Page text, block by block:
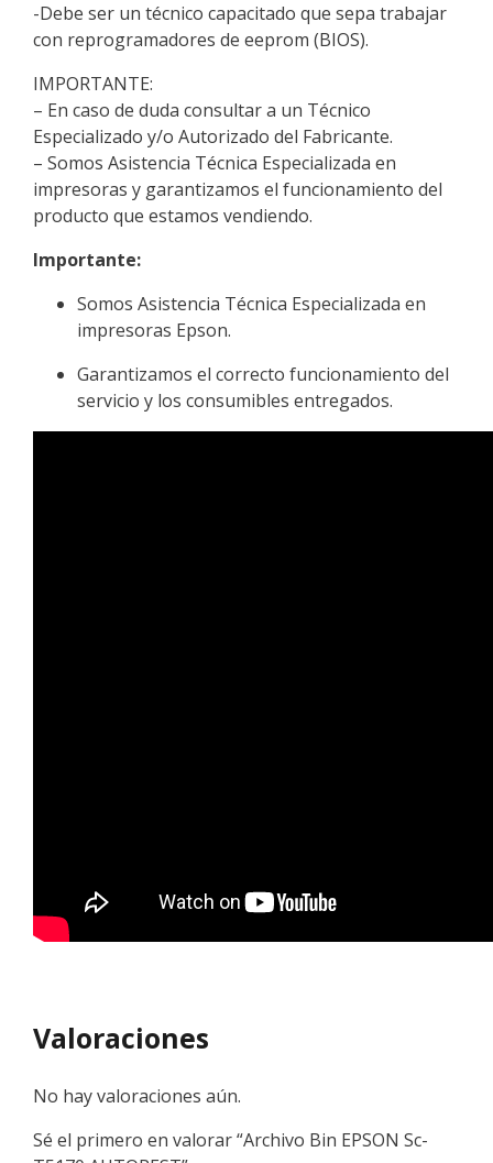
-Debe ser un técnico capacitado que sepa trabajar
con reprogramadores de eeprom (BIOS).
IMPORTANTE:
– En caso de duda consultar a un Técnico
Especializado y/o Autorizado del Fabricante.
– Somos Asistencia Técnica Especializada en
impresoras y garantizamos el funcionamiento del
producto que estamos vendiendo.
Importante:
Somos Asistencia Técnica Especializada en
impresoras Epson.
Garantizamos el correcto funcionamiento del
servicio y los consumibles entregados.
Valoraciones
No hay valoraciones aún.
Sé el primero en valorar “Archivo Bin EPSON Sc-